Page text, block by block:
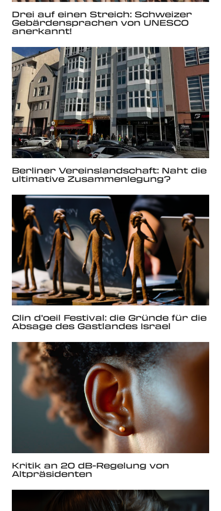
Drei auf einen Streich: Schweizer
Gebärdensprachen von UNESCO
anerkannt!
Berliner Vereinslandschaft: Naht die
ultimative Zusammenlegung?
Clin d’oeil Festival: die Gründe für die
Absage des Gastlandes Israel
Kritik an 20 dB-Regelung von
Altpräsidenten